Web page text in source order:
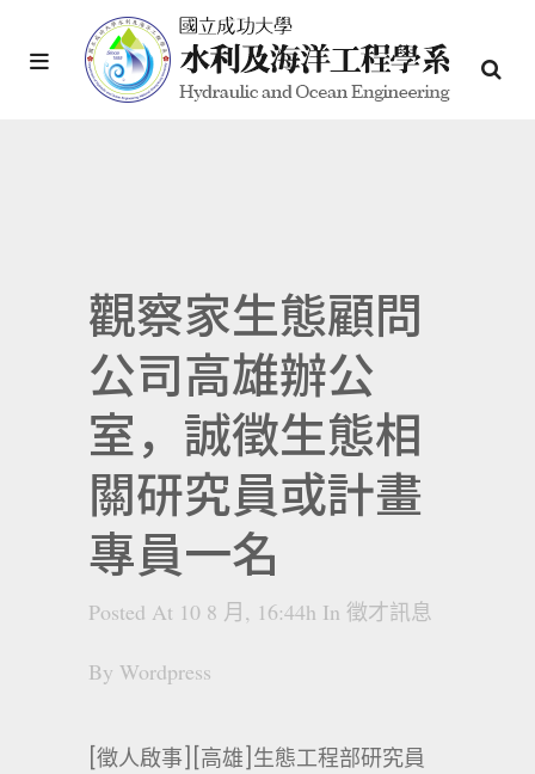
觀察家生態顧問
公司高雄辦公
室，誠徵生態相
關研究員或計畫
專員一名
Posted At 10 8 月, 16:44h In 徵才訊息
By Wordpress
[徵人啟事][高雄]生態工程部研究員